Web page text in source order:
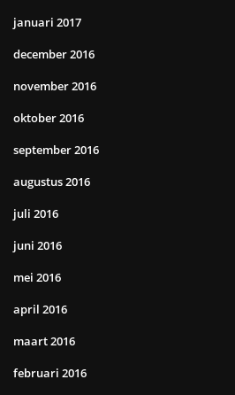
januari 2017
december 2016
november 2016
oktober 2016
september 2016
augustus 2016
juli 2016
juni 2016
mei 2016
april 2016
maart 2016
februari 2016